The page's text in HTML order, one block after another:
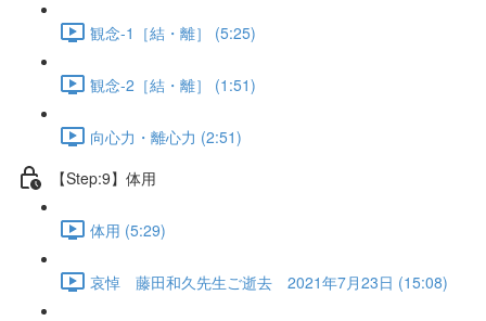
観念-1［結・離］ (5:25)
観念-2［結・離］ (1:51)
向心力・離心力 (2:51)
【Step:9】体用
体用 (5:29)
哀悼 藤田和久先生ご逝去 2021年7月23日 (15:08)